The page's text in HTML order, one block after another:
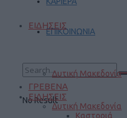
ΕΠΙΚΟΙΝΩΝΙΑ
No Result
ΕΙΔΗΣΕΙΣ
Δυτική Μακεδονία
ΓΡΕΒΕΝΑ
ΕΙΔΗΣΕΙΣ
Δυτική Μακεδονία
Καστοριά